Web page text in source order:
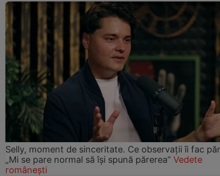
Selly, moment de sinceritate. Ce observații îi fac
„Mi se pare normal să își spună părerea” Vedete
românești